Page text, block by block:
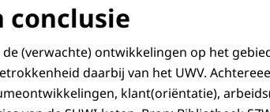
conclusie
(verwachte) ontwikkelingen op het
daarbij van het UWV.
klant(oriëntatie),